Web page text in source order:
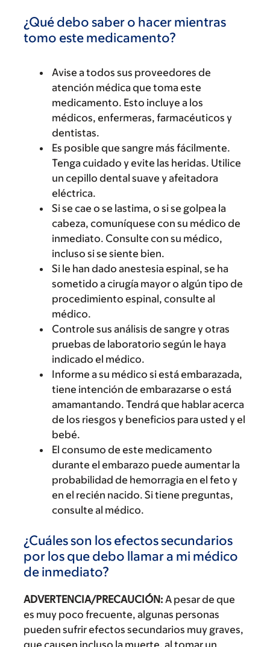
¿Qué debo saber o hacer mientras
tomo este medicamento?
Avise a todos sus proveedores de
atención médica que toma este
medicamento. Esto incluye a los
médicos, enfermeras, farmacéuticos y
dentistas.
Es posible que sangre más fácilmente.
Tenga cuidado y evite las heridas. Utilice
un cepillo dental suave y afeitadora
eléctrica.
Si se cae o se lastima, o si se golpea la
cabeza, comuníquese con su médico de
inmediato. Consulte con su médico,
incluso si se siente bien.
Si le han dado anestesia espinal, se ha
sometido a cirugía mayor o algún tipo de
procedimiento espinal, consulte al
médico.
Controle sus análisis de sangre y otras
pruebas de laboratorio según le haya
indicado el médico.
Informe a su médico si está embarazada,
tiene intención de embarazarse o está
amamantando. Tendrá que hablar acerca
de los riesgos y beneficios para usted y el
bebé.
El consumo de este medicamento
durante el embarazo puede aumentar la
probabilidad de hemorragia en el feto y
en el recién nacido. Si tiene preguntas,
consulte al médico.
¿Cuáles son los efectos secundarios
por los que debo llamar a mi médico
de inmediato?
ADVERTENCIA/PRECAUCIÓN: A pesar de que
es muy poco frecuente, algunas personas
pueden sufrir efectos secundarios muy graves,
que causen incluso la muerte, al tomar un